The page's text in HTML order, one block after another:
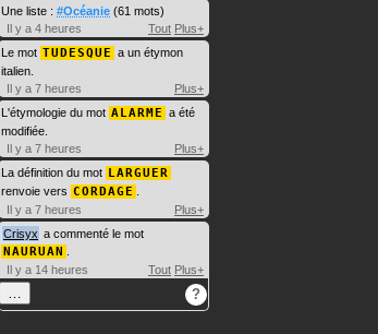
Une liste : #Océanie (61 mots)
Il y a 4 heures
Tout Plus+
Le mot TUDESQUE a un étymon
italien.
Il y a 7 heures
Plus+
L'étymologie du mot ALARME a été
modifiée.
Il y a 7 heures
Plus+
La définition du mot LARGUER
renvoie vers CORDAGE
Il y a 7 heures
Plus+
Crisyx a commenté le mot
NAURUAN
Il y a 14 heures
Tout Plus+
… ?